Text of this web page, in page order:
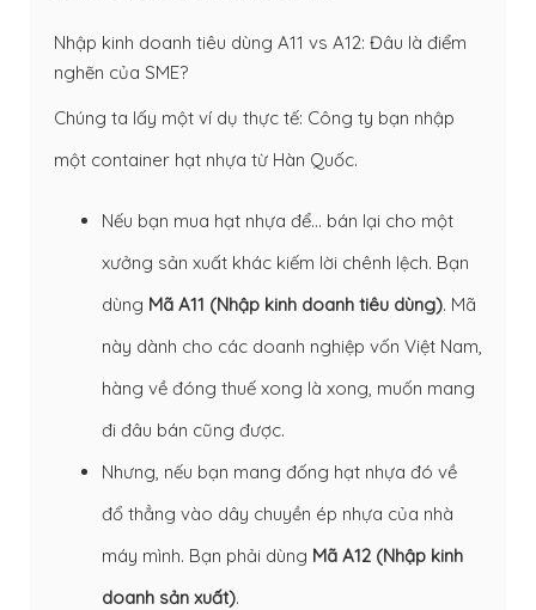
Nhập kinh doanh tiêu dùng A11 vs A12: Đâu là điểm
nghẽn của SME?
Chúng ta lấy một ví dụ thực tế: Công ty bạn nhập
một container hạt nhựa từ Hàn Quốc.
Nếu bạn mua hạt nhựa để… bán lại cho một
xưởng sản xuất khác kiếm lời chênh lệch. Bạn
dùng Mã A11 (Nhập kinh doanh tiêu dùng). Mã
này dành cho các doanh nghiệp vốn Việt Nam,
hàng về đóng thuế xong là xong, muốn mang
đi đâu bán cũng được.
Nhưng, nếu bạn mang đống hạt nhựa đó về
đổ thẳng vào dây chuyền ép nhựa của nhà
máy mình. Bạn phải dùng Mã A12 (Nhập kinh
doanh sản xuất).